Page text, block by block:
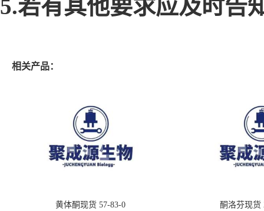
5.若有其他要求应及时告
相关产品：
黄体酮现货 57-83-0 酮洛芬现货